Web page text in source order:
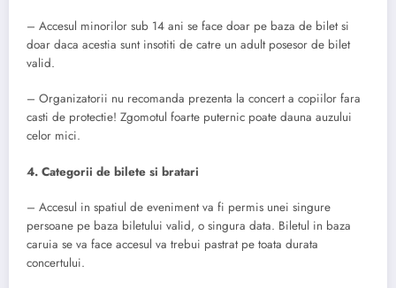
– Accesul minorilor sub 14 ani se face doar pe baza de bilet si
doar daca acestia sunt insotiti de catre un adult posesor de bilet
valid.
– Organizatorii nu recomanda prezenta la concert a copiilor fara
casti de protectie! Zgomotul foarte puternic poate dauna auzului
celor mici.
4. Categorii de bilete si bratari
– Accesul in spatiul de eveniment va fi permis unei singure
persoane pe baza biletului valid, o singura data. Biletul in baza
caruia se va face accesul va trebui pastrat pe toata durata
concertului.